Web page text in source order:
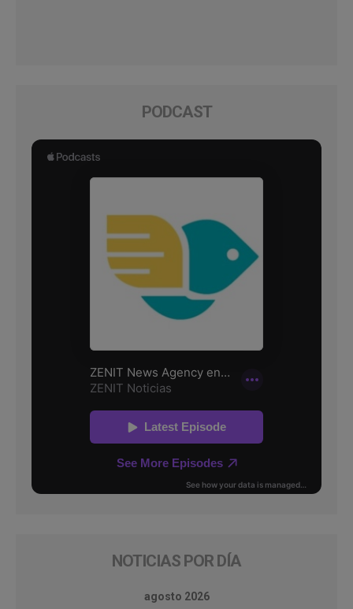
PODCAST
NOTICIAS POR DÍA
agosto 2026